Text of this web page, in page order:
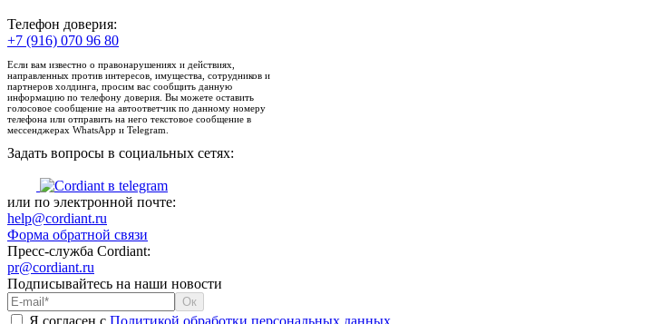
Телефон доверия:
+7 (916) 070 96 80
Если вам известно о правонарушениях и действиях,
направленных против интересов, имущества, сотрудников и
партнеров холдинга, просим вас сообщить данную
информацию по телефону доверия. Вы можете оставить
голосовое сообщение на автоответчик по данному номеру
телефона или отправить на него текстовое сообщение в
мессенджерах WhatsApp и Telegram.
Задать вопросы в социальных сетях:
или по электронной почте:
help@cordiant.ru
Форма обратной связи
Пресс-служба Cordiant:
pr@cordiant.ru
Подписывайтесь на наши новости
Я согласен с Политикой обработки персональных данных